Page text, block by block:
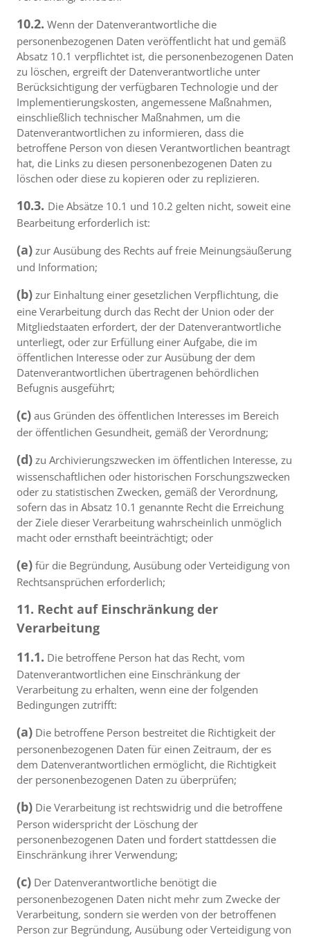
10.2. Wenn der Datenverantwortliche die
personenbezogenen Daten veröffentlicht hat und gemäß
Absatz 10.1 verpflichtet ist, die personenbezogenen Daten
zu löschen, ergreift der Datenverantwortliche unter
Berücksichtigung der verfügbaren Technologie und der
Implementierungskosten, angemessene Maßnahmen,
einschließlich technischer Maßnahmen, um die
Datenverantwortlichen zu informieren, dass die
betroffene Person von diesen Verantwortlichen beantragt
hat, die Links zu diesen personenbezogenen Daten zu
löschen oder diese zu kopieren oder zu replizieren.
10.3. Die Absätze 10.1 und 10.2 gelten nicht, soweit eine
Bearbeitung erforderlich ist:
(a) zur Ausübung des Rechts auf freie Meinungsäußerung
und Information;
(b) zur Einhaltung einer gesetzlichen Verpflichtung, die
eine Verarbeitung durch das Recht der Union oder der
Mitgliedstaaten erfordert, der der Datenverantwortliche
unterliegt, oder zur Erfüllung einer Aufgabe, die im
öffentlichen Interesse oder zur Ausübung der dem
Datenverantwortlichen übertragenen behördlichen
Befugnis ausgeführt;
(c) aus Gründen des öffentlichen Interesses im Bereich
der öffentlichen Gesundheit, gemäß der Verordnung;
(d) zu Archivierungszwecken im öffentlichen Interesse, zu
wissenschaftlichen oder historischen Forschungszwecken
oder zu statistischen Zwecken, gemäß der Verordnung,
sofern das in Absatz 10.1 genannte Recht die Erreichung
der Ziele dieser Verarbeitung wahrscheinlich unmöglich
macht oder ernsthaft beeinträchtigt; oder
(e) für die Begründung, Ausübung oder Verteidigung von
Rechtsansprüchen erforderlich;
11. Recht auf Einschränkung der
Verarbeitung
11.1. Die betroffene Person hat das Recht, vom
Datenverantwortlichen eine Einschränkung der
Verarbeitung zu erhalten, wenn eine der folgenden
Bedingungen zutrifft:
(a) Die betroffene Person bestreitet die Richtigkeit der
personenbezogenen Daten für einen Zeitraum, der es
dem Datenverantwortlichen ermöglicht, die Richtigkeit
der personenbezogenen Daten zu überprüfen;
(b) Die Verarbeitung ist rechtswidrig und die betroffene
Person widerspricht der Löschung der
personenbezogenen Daten und fordert stattdessen die
Einschränkung ihrer Verwendung;
(c) Der Datenverantwortliche benötigt die
personenbezogenen Daten nicht mehr zum Zwecke der
Verarbeitung, sondern sie werden von der betroffenen
Person zur Begründung, Ausübung oder Verteidigung von